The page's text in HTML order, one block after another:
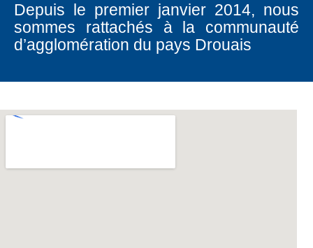
Depuis le premier janvier 2014, nous
sommes rattachés à la communauté
d’agglomération du pays Drouais